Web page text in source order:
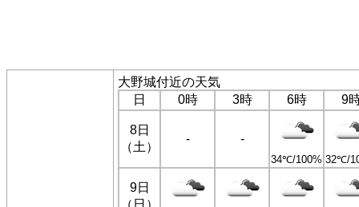
大野城付近の天気
日
0時 3時 6時 9
8日
（土）
- -
34℃/100% 32℃/
9日
（日）